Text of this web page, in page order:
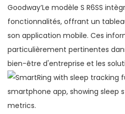
Goodway’Le modèle S R6SS
fonctionnalités, offrant un
son application mobile. Ces
particulièrement pertinentes
bien-être d'entreprise et les